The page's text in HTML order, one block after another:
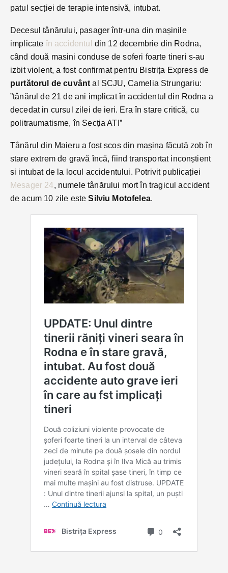
patul secției de terapie intensivă, intubat.
Decesul tânărului, pasager într-una din mașinile
implicate în accidentul din 12 decembrie din Rodna,
când două masini conduse de soferi foarte tineri s-au
izbit violent, a fost confirmat pentru Bistrița Express de
purtătorul de cuvântal SCJU, Camelia Strungariu:
”tânărul de 21 de ani implicat în accidentul din Rodna a
decedat in cursul zilei de ieri. Era în stare critică, cu
politraumatisme, în Secția ATI”
Tânărul din Maieru a fost scos din mașina făcută zob în
stare extrem de gravă încă, fiind transportat inconștient
si intubat de la locul accidentului. Potrivit publicației
Mesager 24, numele tânărului mort în tragicul accident
de acum 10 zile esteSilviu Motofelea.